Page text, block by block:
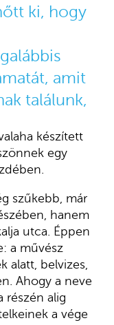
ki, hogy
amit
találunk,
készített
egy
szűkebb, már
hanem
utca. Éppen
a művész
alatt, belvizes,
Ahogy a neve
részén alig
a vége